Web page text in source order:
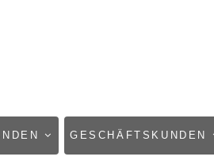
GESCHÄFTSKUNDEN